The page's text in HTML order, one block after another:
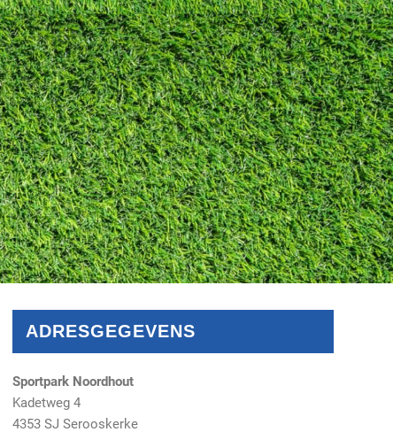
ADRESGEGEVENS
Sportpark Noordhout
Kadetweg 4
4353 SJ Serooskerke